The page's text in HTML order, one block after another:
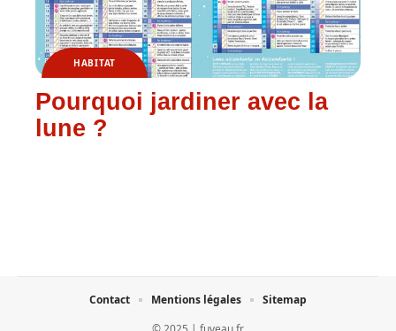
HABITAT
Pourquoi jardiner avec la
lune ?
Contact Mentions légales Sitemap